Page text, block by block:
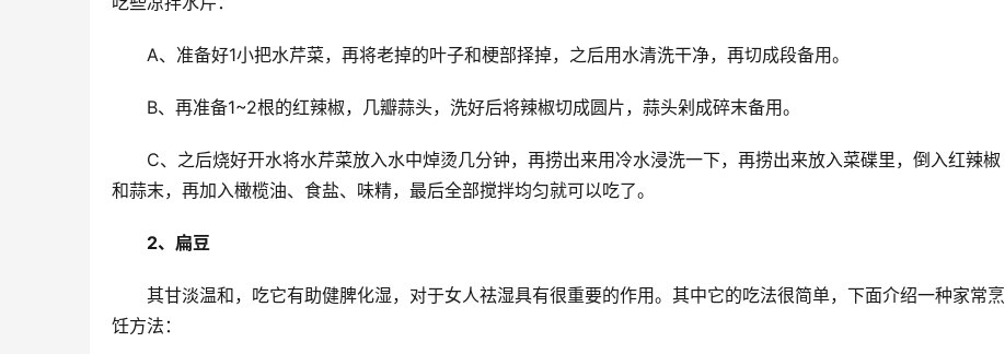
A、准备好1小把水芹菜，再将老掉的叶子和梗部择掉，之后用水清洗干净，再切成段备用。
B、再准备1~2根的红辣椒，几瓣蒜头，洗好后将辣椒切成圆片，蒜头剁成碎末备用。
C、之后烧好开水将水芹菜放入水中焯烫几分钟，再捞出来用冷水浸洗一下，再捞出来放入菜碟里，倒入红辣椒
和蒜末，再加入橄榄油、食盐、味精，最后全部搅拌均匀就可以吃了。
2、扁豆
其甘淡温和，吃它有助健脾化湿，对于女人祛湿具有很重要的作用。其中它的吃法很简单，下面介绍一种家常烹
饪方法：